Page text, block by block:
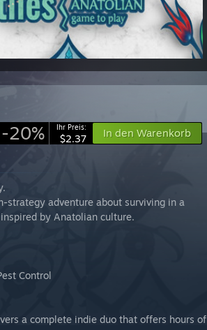
-20% Ihr Preis:
$2.37 In den Warenkorb
strategy adventure about surviving in a
by Anatolian culture.
Control
a complete indie duo that offers hours of